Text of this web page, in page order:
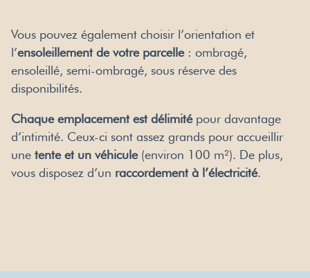
Vous pouvez également choisir l’orientation et
l’ensoleillement de votre parcelle: ombragé,
ensoleillé, semi-ombragé, sous réserve des
disponibilités.
Chaque emplacement est délimitépour davantage
d’intimité. Ceux-ci sont assez grands pour accueillir
une tente et un véhicule(environ 100 m²). De plus,
vous disposez d’un raccordement à l’électricité.